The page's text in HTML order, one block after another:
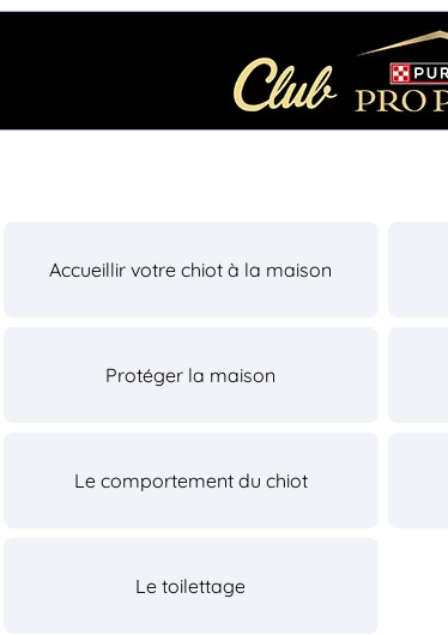
Accueillir votre chiot à la maison
Protéger la maison
Le comportement du chiot
Le toilettage